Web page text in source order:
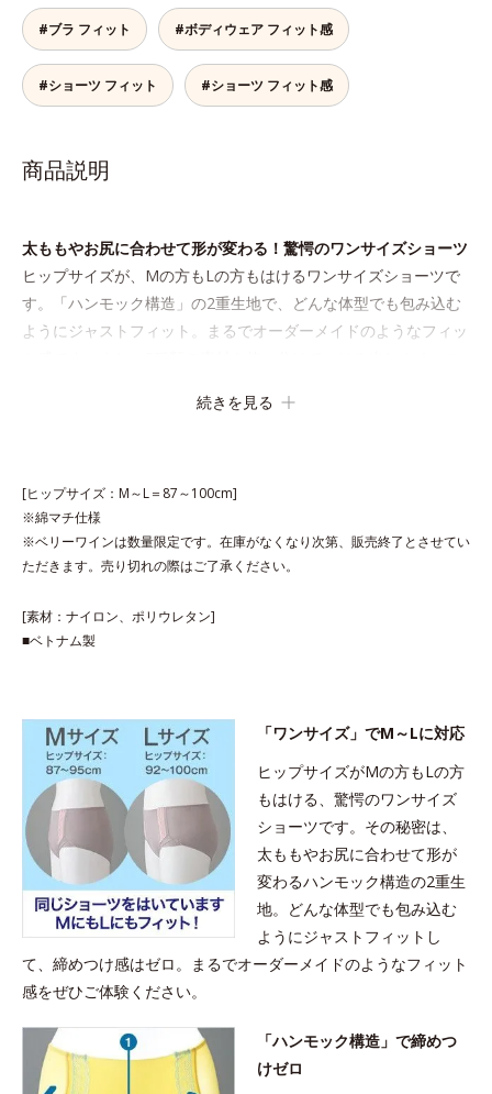
#ブラ フィット #ボディウェア フィット感
#ショーツ フィット #ショーツ フィット感
商品説明
太ももやお尻に合わせて形が変わる！驚愕のワンサイズショーツ
ヒップサイズが、Mの方もLの方もはけるワンサイズショーツで
す。「ハンモック構造」の2重生地で、どんな体型でも包み込む
ようにジャストフィット。まるでオーダーメイドのようなフィッ
続きを見る
[ヒップサイズ：M～L＝87～100cm]
※綿マチ仕様
※ベリーワインは数量限定です。在庫がなくなり次第、販売終了とさせてい
ただきます。売り切れの際はご了承ください。
[素材：ナイロン、ポリウレタン]
■ベトナム製
「ワンサイズ」でM～Lに対応
ヒップサイズがMの方もLの方
もはける、驚愕のワンサイズ
ショーツです。その秘密は、
太ももやお尻に合わせて形が
変わるハンモック構造の2重生
地。どんな体型でも包み込む
ようにジャストフィットし
て、締めつけ感はゼロ。まるでオーダーメイドのようなフィット
感をぜひご体験ください。
「ハンモック構造」で締めつ
けゼロ